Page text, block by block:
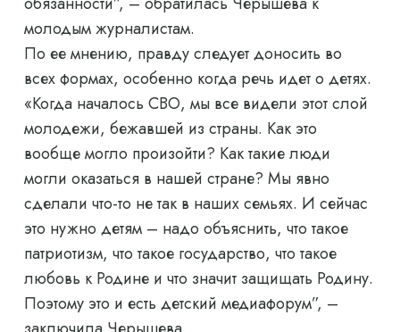
молодым журналистам.
По ее мнению, правду следует доносить во
всех формах, особенно когда речь идет о детях.
«Когда началось СВО, мы все видели этот слой
молодежи, бежавшей из страны. Как это
вообще могло произойти? Как такие люди
могли оказаться в нашей стране? Мы явно
сделали что-то не так в наших семьях. И сейчас
это нужно детям – надо объяснить, что такое
патриотизм, что такое государство, что такое
любовь к Родине и что значит защищать Родину.
Поэтому это и есть детский медиафорум”, –